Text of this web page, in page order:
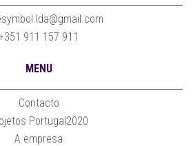
911 157 911
MENU
Contacto
Portugal2020
A empresa